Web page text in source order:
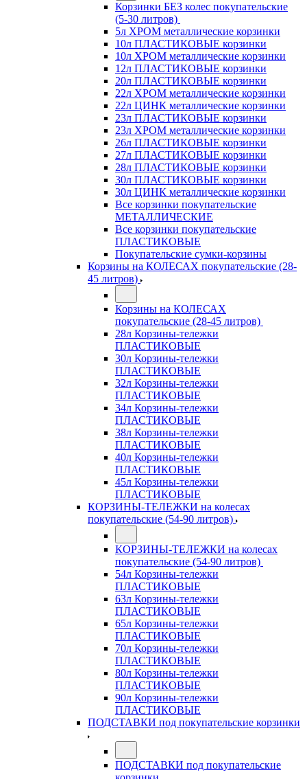
Корзинки БЕЗ колес покупательские
(5-30 литров)
5л ХРОМ металлические корзинки
10л ПЛАСТИКОВЫЕ корзинки
10л ХРОМ металлические корзинки
12л ПЛАСТИКОВЫЕ корзинки
20л ПЛАСТИКОВЫЕ корзинки
22л ХРОМ металлические корзинки
22л ЦИНК металлические корзинки
23л ПЛАСТИКОВЫЕ корзинки
23л ХРОМ металлические корзинки
26л ПЛАСТИКОВЫЕ корзинки
27л ПЛАСТИКОВЫЕ корзинки
28л ПЛАСТИКОВЫЕ корзинки
30л ПЛАСТИКОВЫЕ корзинки
30л ЦИНК металлические корзинки
Все корзинки покупательские
МЕТАЛЛИЧЕСКИЕ
Все корзинки покупательские
ПЛАСТИКОВЫЕ
Покупательские сумки-корзины
Корзины на КОЛЕСАХ покупательские (28-
45 литров)
Корзины на КОЛЕСАХ
покупательские (28-45 литров)
28л Корзины-тележки
ПЛАСТИКОВЫЕ
30л Корзины-тележки
ПЛАСТИКОВЫЕ
32л Корзины-тележки
ПЛАСТИКОВЫЕ
34л Корзины-тележки
ПЛАСТИКОВЫЕ
38л Корзины-тележки
ПЛАСТИКОВЫЕ
40л Корзины-тележки
ПЛАСТИКОВЫЕ
45л Корзины-тележки
ПЛАСТИКОВЫЕ
КОРЗИНЫ-ТЕЛЕЖКИ на колесах
покупательские (54-90 литров)
КОРЗИНЫ-ТЕЛЕЖКИ на колесах
покупательские (54-90 литров)
54л Корзины-тележки
ПЛАСТИКОВЫЕ
63л Корзины-тележки
ПЛАСТИКОВЫЕ
65л Корзины-тележки
ПЛАСТИКОВЫЕ
70л Корзины-тележки
ПЛАСТИКОВЫЕ
80л Корзины-тележки
ПЛАСТИКОВЫЕ
90л Корзины-тележки
ПЛАСТИКОВЫЕ
ПОДСТАВКИ под покупательские корзинки
ПОДСТАВКИ под покупательские